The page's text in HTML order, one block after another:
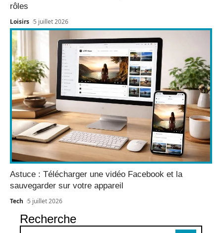
rôles
Loisirs 5 juillet 2026
Astuce : Télécharger une vidéo Facebook et la
sauvegarder sur votre appareil
Tech 5 juillet 2026
Recherche